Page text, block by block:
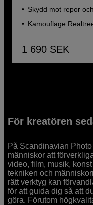
Skydd mot repor
Kamouflage
1 690 SEK
För kreatören
På Scandinavian
människor att
video, film, musik,
tekniken och
rätt verktyg kan
för att guida dig så att
göra. Förutom